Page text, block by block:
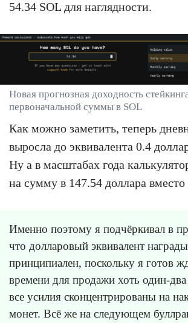
54.34 SOL для наглядности.
Новая прогнозная доходность
первоначальной суммы в SOL
Как можно заметить, теперь
выросла до эквивалента 0.4
Ну а в масштабах года
на сумму в 147.54 доллара вместо
Именно поэтому я подчёркивал в
что долларовый эквивалент
принципиален, поскольку я готов
времени для продажи хоть один-
все усилия сконцентрированы на
монет. Всё же на следующем